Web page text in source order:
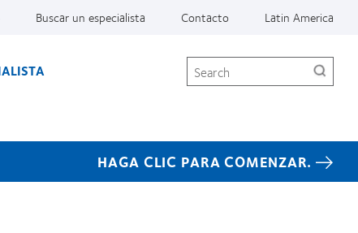
Buscar un especialista Contacto Latin America
Search
HAGA CLIC PARA COMENZAR.